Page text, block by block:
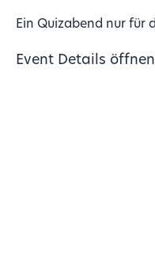
Ein Quizabend nur für
Event Details öffnen